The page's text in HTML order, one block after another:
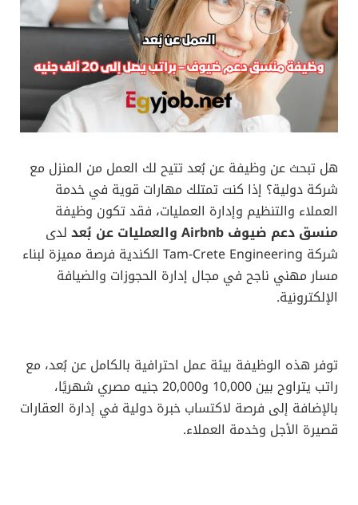
هل تبحث عن وظيفة عن بُعد تتيح لك العمل من المنزل مع
شركة دولية؟ إذا كنت تمتلك مهارات قوية في خدمة
العملاء والتنظيم وإدارة العمليات، فقد تكون وظيفة
منسق دعم ضيوف Airbnb والعمليات عن بُعد
لدى
شركة Tam-Crete Engineering الكندية فرصة مميزة لبناء
مسار مهني ناجح في مجال إدارة الحجوزات والضيافة
الإلكترونية.
توفر هذه الوظيفة بيئة عمل احترافية بالكامل عن بُعد، مع
راتب يتراوح بين 10,000 و20,000 جنيه مصري شهريًا،
بالإضافة إلى فرصة لاكتساب خبرة دولية في إدارة العقارات
قصيرة الأجل وخدمة العملاء.